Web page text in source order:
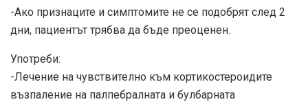
-Ако признаците и симптомите не се подобрят след 2
дни, пациентът трябва да бъде преоценен.
Употреби:
-Лечение на чувствително към кортикостероидите
възпаление на палпебралната и булбарната